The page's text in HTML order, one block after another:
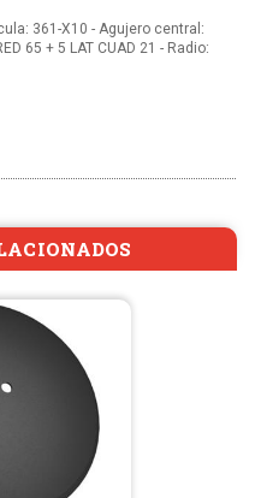
361-X10 - Agujero central:
65 + 5 LAT CUAD 21 - Radio: